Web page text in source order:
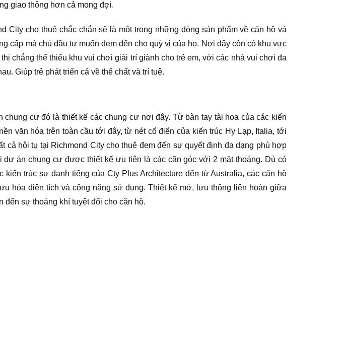
giao thông hơn cả mong đợi.
cho thuê chắc chắn sẽ là một trong những dòng sản phẩm về căn hộ và
cấp mà chủ đầu tư muốn đem đến cho quý vị của họ. Nơi đây còn có khu vực
chẳng thể thiếu khu vui chơi giải trí giành cho trẻ em, với các nhà vui chơi đa
Giúp trẻ phát triển cả về thể chất và trí tuệ.
cư đó là thiết kế các chung cư nơi đây. Từ bàn tay tài hoa của các kiến
văn hóa trên toàn cầu tới đây, từ nét cổ điển của kiến trúc Hy Lạp, Italia, tới
hội tụ tại Richmond City cho thuê đem đến sự quyết định đa dạng phù hợp
án chung cư được thiết kế ưu tiên là các căn góc với 2 mặt thoáng. Dù có
trúc sư danh tiếng của Cty Plus Architecture đến từ Australia, các căn hộ
hóa diện tích và công năng sử dụng. Thiết kế mở, lưu thông liên hoàn giữa
đến sự thoáng khí tuyệt đối cho căn hộ.